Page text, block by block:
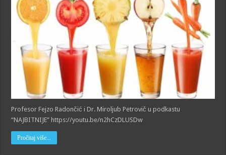
Profesor Fejzo Radončić i Dr. Miroljub Petrovič u podkastu
“NAJBITNIJE” https://youtu.be/n2hCzDLUSDw
Pročitaj više...